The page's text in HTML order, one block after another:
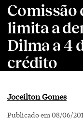
Comissão
limita a
Dilma a 4
crédito
Joceilton Gomes
Publicado em 08/06/